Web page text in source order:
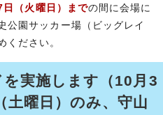
（火曜日）までの間に会場に
公園サッカー場（ビッグレイ
ください。
実施します（10月3
土曜日）のみ、守山